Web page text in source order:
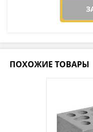
ПОХОЖИЕ ТОВАРЫ